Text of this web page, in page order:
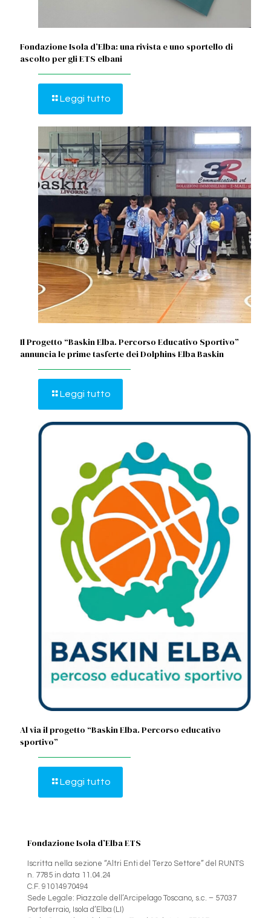
Fondazione Isola d’Elba: una rivista e uno sportello di
ascolto per gli ETS elbani
Leggi tutto
Il Progetto “Baskin Elba. Percorso Educativo Sportivo”
annuncia le prime tasferte dei Dolphins Elba Baskin
Leggi tutto
Al via il progetto “Baskin Elba. Percorso educativo
sportivo”
Leggi tutto
Fondazione Isola d’Elba ETS
Iscritta nella sezione “Altri Enti del Terzo Settore” del RUNTS
n. 7785 in data 11.04.24
C.F. 91014970494
Sede Legale: Piazzale dell’Arcipelago Toscano, s.c. – 57037
Portoferraio, Isola d’Elba (LI)